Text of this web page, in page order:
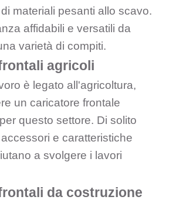
materiali pesanti allo scavo.
affidabili e versatili da
varietà di compiti.
agricoli
è legato all'agricoltura,
un caricatore frontale
questo settore. Di solito
e caratteristiche
a svolgere i lavori
da costruzione